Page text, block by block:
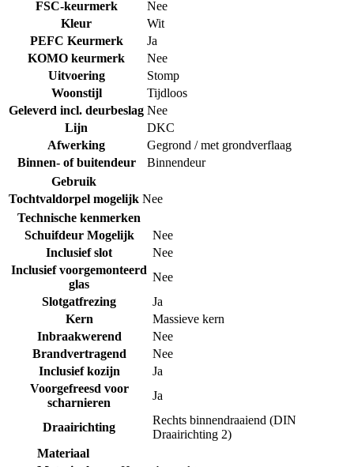
FSC-keurmerk
Nee
Kleur
Wit
PEFC Keurmerk
Ja
KOMO keurmerk
Nee
Uitvoering
Stomp
Woonstijl
Tijdloos
Geleverd incl. deurbeslag Nee
Lijn
DKC
Afwerking
Gegrond / met grondverflaag
Binnen- of buitendeur
Binnendeur
Gebruik
Tochtvaldorpel mogelijk Nee
Technische kenmerken
Schuifdeur Mogelijk
Nee
Inclusief slot
Nee
Inclusief voorgemonteerd
glas
Nee
Slotgatfrezing
Ja
Kern
Massieve kern
Inbraakwerend
Nee
Brandvertragend
Nee
Inclusief kozijn
Ja
Voorgefreesd voor
scharnieren
Ja
Draairichting
Rechts binnendraaiend (DIN
Draairichting 2)
Materiaal